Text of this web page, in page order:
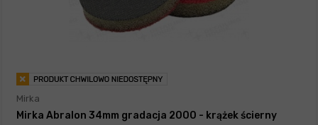
Mirka
Mirka Abralon 34mm gradacja 2000 - krążek ścierny